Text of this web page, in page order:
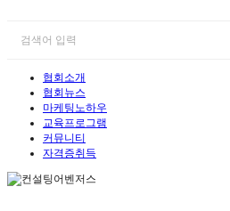
협회소개
협회뉴스
마케팅노하우
교육프로그램
커뮤니티
자격증취득